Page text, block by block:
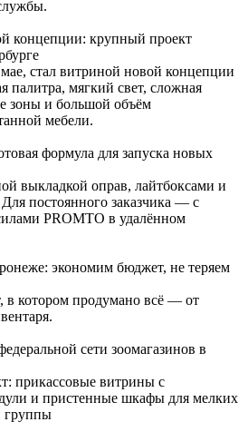
концепции: крупный проект
стал витриной новой концепции
палитра, мягкий свет, сложная
зоны и большой объём
мебели.
формула для запуска новых
выкладкой оправ, лайтбоксами и
постоянного заказчика — с
PROMTO в удалённом
экономим бюджет, не теряем
котором продумано всё — от
сети зоомагазинов в
прикассовые витрины с
и пристенные шкафы для мелких
группы